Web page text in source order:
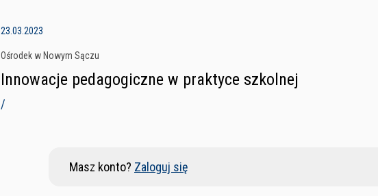
23.03.2023
Ośrodek w Nowym Sączu
Innowacje pedagogiczne w praktyce szkolnej
/
Masz konto? Zaloguj się